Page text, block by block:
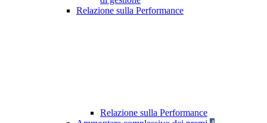
Relazione sulla Performance
Relazione sulla Performance